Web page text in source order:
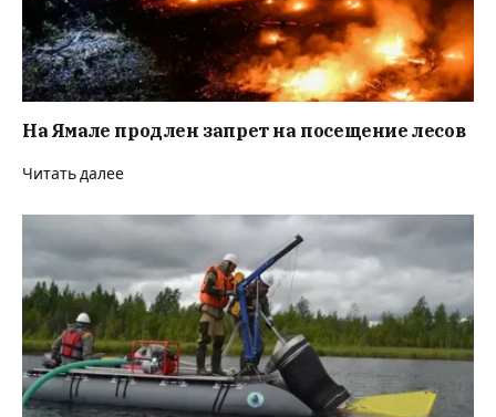
На Ямале продлен запрет на посещение лесов
Читать далее